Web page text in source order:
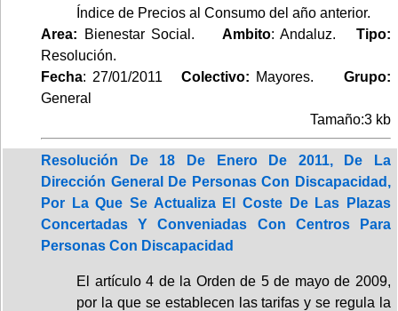
Índice de Precios al Consumo del año anterior.
Area: Bienestar Social. Ambito: Andaluz.Tipo:
Resolución.
Fecha: 27/01/2011 Colectivo: Mayores.
Grupo:
General
Tamaño:3 kb
Resolución De 18 De Enero De 2011, De La
Dirección General De Personas Con Discapacidad,
Por La Que Se Actualiza El Coste De Las Plazas
Concertadas Y Conveniadas Con Centros Para
Personas Con Discapacidad
El artículo 4 de la Orden de 5 de mayo de 2009,
por la que se establecen las tarifas y se regula la